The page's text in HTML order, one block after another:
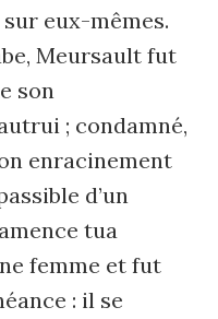
eux-mêmes.
Meursault fut
son
; condamné,
enracinement
d’un
tua
femme et fut
: il se